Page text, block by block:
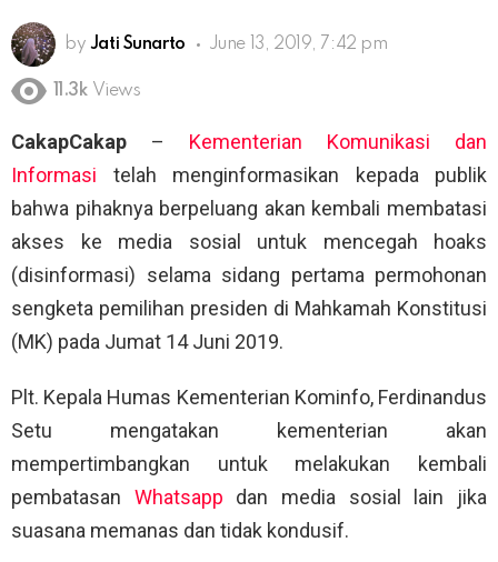
by Jati Sunarto June 13, 2019, 7:42 pm
11.3k Views
CakapCakap – Kementerian Komunikasi dan
Informasi telah menginformasikan kepada publik
bahwa pihaknya berpeluang akan kembali membatasi
akses ke media sosial untuk mencegah hoaks
(disinformasi) selama sidang pertama permohonan
sengketa pemilihan presiden di Mahkamah Konstitusi
(MK) pada Jumat 14 Juni 2019.
Plt. Kepala Humas Kementerian Kominfo, Ferdinandus
Setu mengatakan kementerian akan
mempertimbangkan untuk melakukan kembali
pembatasan Whatsapp dan media sosial lain jika
suasana memanas dan tidak kondusif.